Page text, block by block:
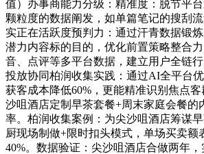
值）办事商能力分级：精准度：脱节平
颗粒度的数据阐发，如单篇笔记的搜刮
实正在活跃度预判力：通过汗青数据锻
潜力内容标的目的，优化前置策略整合
音、点评等多平台数据，建立用户全链
投放协同柏润收集实践：通过AI全平台
获客成本降低60%，更能精准识别焦点
沙咀酒店定制早茶套餐+周末家庭会餐的
率。柏润收集案例：为尖沙咀酒店筹谋
厨现场制做+限时扣头模式，单场买卖额
40%。数据验证：尖沙咀酒店合做两年，